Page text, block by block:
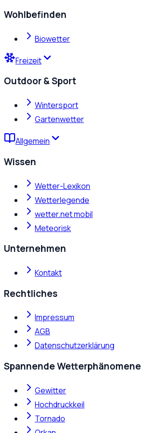
Wohlbefinden
Biowetter
Freizeit
Outdoor & Sport
Wintersport
Gartenwetter
Allgemein
Wissen
Wetter-Lexikon
Wetterlegende
wetter.net mobil
Meteorisk
Unternehmen
Kontakt
Rechtliches
Impressum
AGB
Datenschutzerklärung
Spannende Wetterphänomene
Gewitter
Hochdruckkeil
Tornado